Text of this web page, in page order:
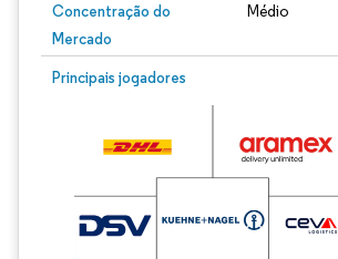
Concentração do
Mercado
Médio
Principais jogadores
Imagem © Mordor Intelligence. O reuso requer